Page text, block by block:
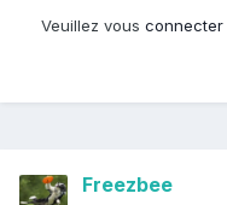
Veuillez vous connecter
Freezbee